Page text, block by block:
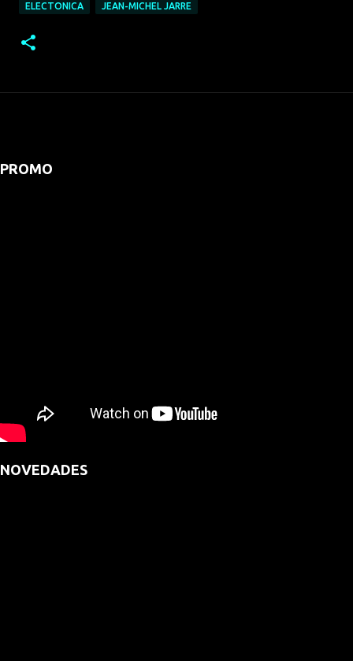
ELECTONICA JEAN-MICHEL JARRE
PROMO
NOVEDADES